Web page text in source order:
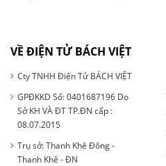
VỀ ĐIỆN TỬ BÁCH VIỆT
Cty TNHH Điện Tử BÁCH VIỆT
GPĐKKD Số: 0401687196 Do
Sở KH VÀ ĐT TP.ĐN cấp :
08.07.2015
Trụ sở: Thanh Khê Đông -
Thanh Khê - ĐN